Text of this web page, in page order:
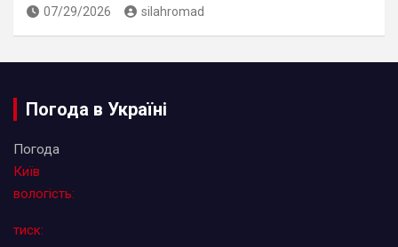
07/29/2026 silahromad
Погода в Україні
Погода
Київ
вологість:
тиск: